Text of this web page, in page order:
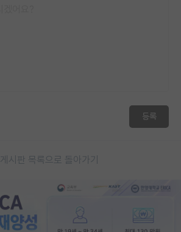
등록
게시판 목록으로 돌아가기